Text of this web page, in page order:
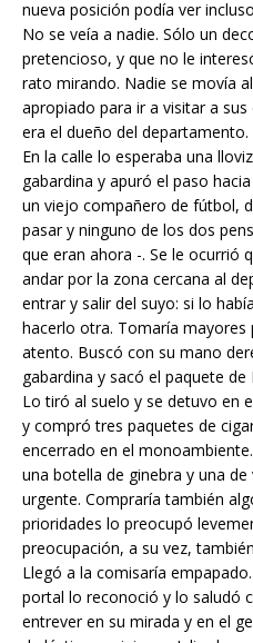
nueva posición podía ver
No se veía a nadie. Sólo un
pretencioso, y que no le
rato mirando. Nadie se movía
apropiado para ir a visitar a
era el dueño del departamento.
En la calle lo esperaba una
gabardina y apuró el paso
un viejo compañero de fútbol,
pasar y ninguno de los dos
que eran ahora -. Se le ocurrió
andar por la zona cercana al
entrar y salir del suyo: si lo
hacerlo otra. Tomaría mayores
atento. Buscó con su mano
gabardina y sacó el paquete
Lo tiró al suelo y se detuvo en
y compró tres paquetes de
encerrado en el
una botella de ginebra y una
urgente. Compraría también
prioridades lo preocupó
preocupación, a su vez,
Llegó a la comisaría
portal lo reconoció y lo saludó
entrever en su mirada y en el